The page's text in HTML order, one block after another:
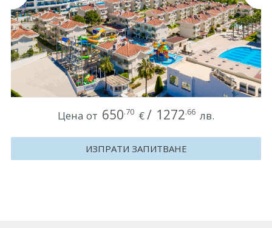
Круизи
Уикенд програми
Цена от 650.70 €/ 1272.66 лв.
ИЗПРАТИ ЗАПИТВАНЕ